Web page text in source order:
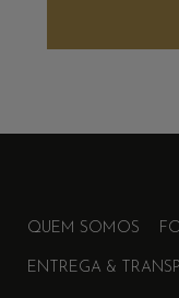
QUEM SOMOS
ENTREGA &